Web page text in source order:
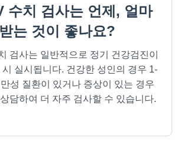
수치 검사는 언제, 얼마
는 것이 좋나요?
검사는 일반적으로 정기 건강검진이
시 실시됩니다. 건강한 성인의 경우 1-
성 질환이 있거나 증상이 있는 경우
담하여 더 자주 검사할 수 있습니다.